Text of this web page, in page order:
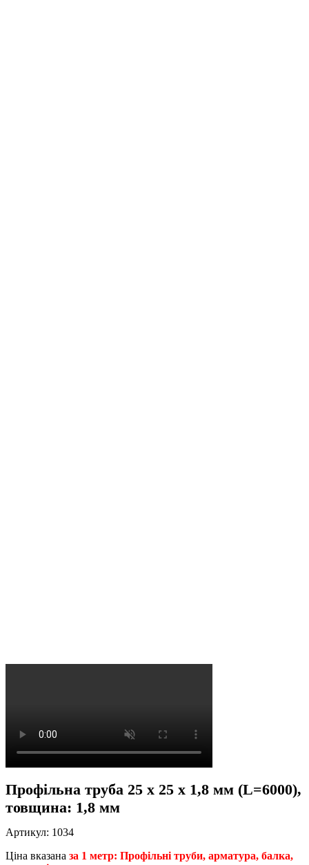
Профільна труба 25 x 25 x 1,8 мм (L=6000),
товщина: 1,8 мм
Артикул: 1034
Ціна вказана за 1 метр: Профільні труби, арматура, балка,